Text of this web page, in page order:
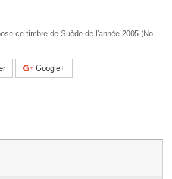
ce timbre de Suède de l'année 2005 (No
Google+